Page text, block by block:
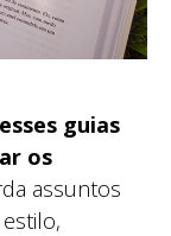
guias
os
assuntos